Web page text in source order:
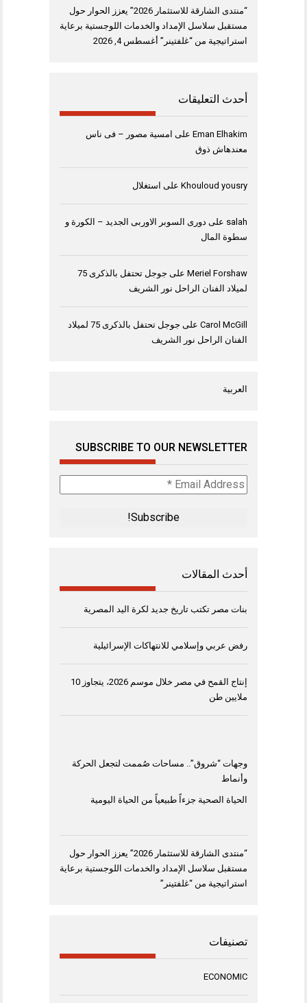
“منتدى الشارقة للاستثمار 2026” يعزز الحوار حول
مستقبل سلاسل الإمداد والخدمات اللوجستية برعاية
استراتيجية من “غلفتينر” أغسطس 4, 2026
أحدث التعليقات
Eman Elhakim على امسية مصور – فى ناس
معندهاش ذوق
Khouloud yousry على استغلال
salah على دورى السوبر الاوربى الجديد – الكورة و
سطوة المال
Meriel Forshaw على
جوجل تحتفل بالذكرى 75
لميلاد الفنان الراحل نور الشريف
Carol McGill على
جوجل تحتفل بالذكرى 75 لميلاد
الفنان الراحل نور الشريف
العربية
SUBSCRIBE TO OUR NEWSLETTER
Email
Address
أحدث المقالات
بنات مصر تكتب تاريخ جديد لكرة اليد المصرية
رفض عربي وإسلامي للانتهاكات الإسرائيلية
إنتاج القمح في مصر خلال موسم 2026، يتجاوز 10
ملايين طن
وجهات “شروق”.. مساحات صُممت لتجعل الحركة
وأنماط
الحياة الصحية جزءاً طبيعياً من الحياة اليومية
“منتدى الشارقة للاستثمار 2026” يعزز الحوار حول
مستقبل سلاسل الإمداد والخدمات اللوجستية برعاية
استراتيجية من “غلفتينر”
تصنيفات
ECONOMIC